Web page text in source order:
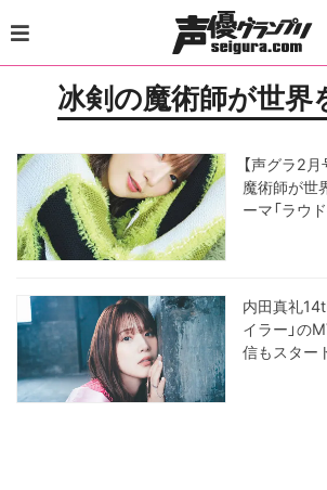
to
content
冰剣の魔術師が世界
【声グラ2
魔術師が世
ーマ「ラウ
内田真礼
イラー」の
信もスター